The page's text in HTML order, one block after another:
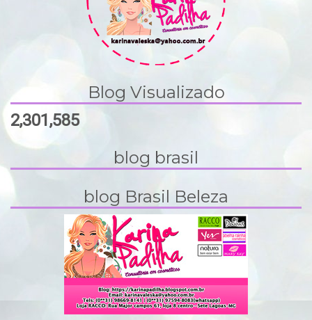
Blog Visualizado
2,301,585
blog brasil
blog Brasil Beleza